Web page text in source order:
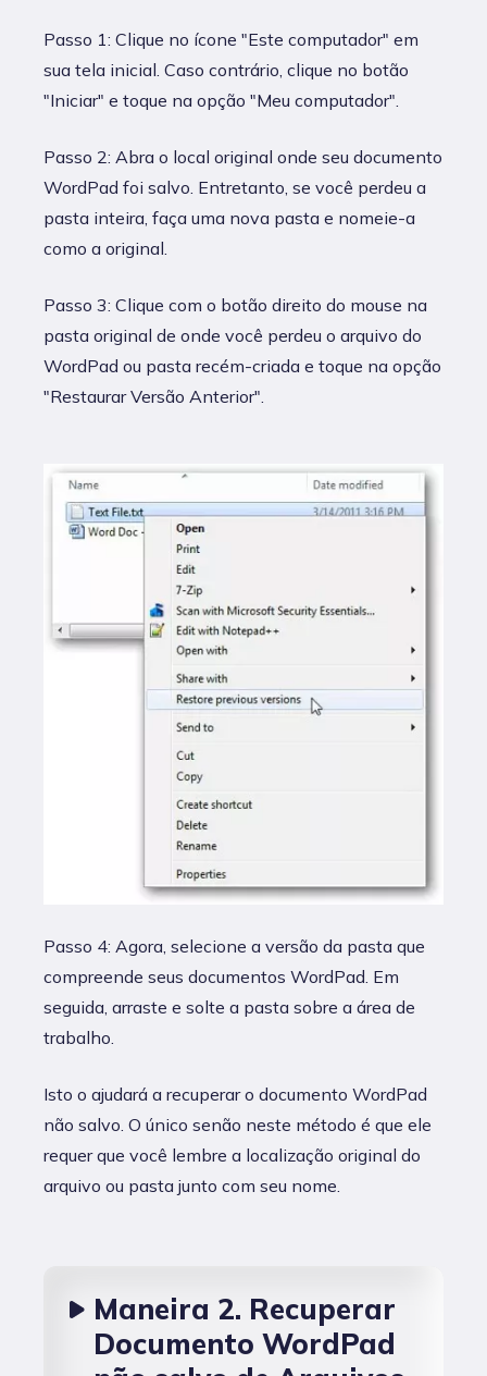
Passo 1: Clique no ícone "Este computador" em
sua tela inicial. Caso contrário, clique no botão
"Iniciar" e toque na opção "Meu computador".
Passo 2: Abra o local original onde seu documento
WordPad foi salvo. Entretanto, se você perdeu a
pasta inteira, faça uma nova pasta e nomeie-a
como a original.
Passo 3: Clique com o botão direito do mouse na
pasta original de onde você perdeu o arquivo do
WordPad ou pasta recém-criada e toque na opção
"Restaurar Versão Anterior".
Passo 4: Agora, selecione a versão da pasta que
compreende seus documentos WordPad. Em
seguida, arraste e solte a pasta sobre a área de
trabalho.
Isto o ajudará a recuperar o documento WordPad
não salvo. O único senão neste método é que ele
requer que você lembre a localização original do
arquivo ou pasta junto com seu nome.
Maneira 2. Recuperar
Documento WordPad